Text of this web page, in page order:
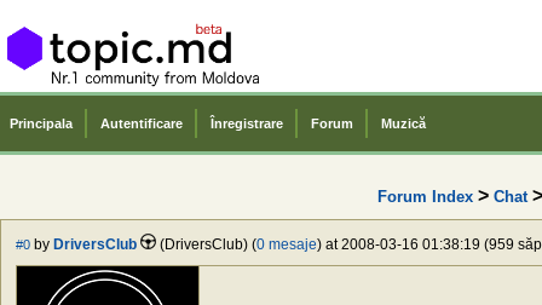
Principala Autentificare Înregistrare Forum Muzică
Forum Index> Chat
#0 by DriversClub (DriversClub) (0 mesaje) at 2008-03-16 01:38:19 (959